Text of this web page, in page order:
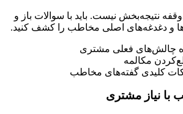
نتیجه‌بخش نیست. باید با سوالات باز و
و دغدغه‌های اصلی مخاطب را کشف کنید.
چالش‌های فعلی مشتری
مکالمه
کلیدی گفته‌های مخاطب
با نیاز مشتری